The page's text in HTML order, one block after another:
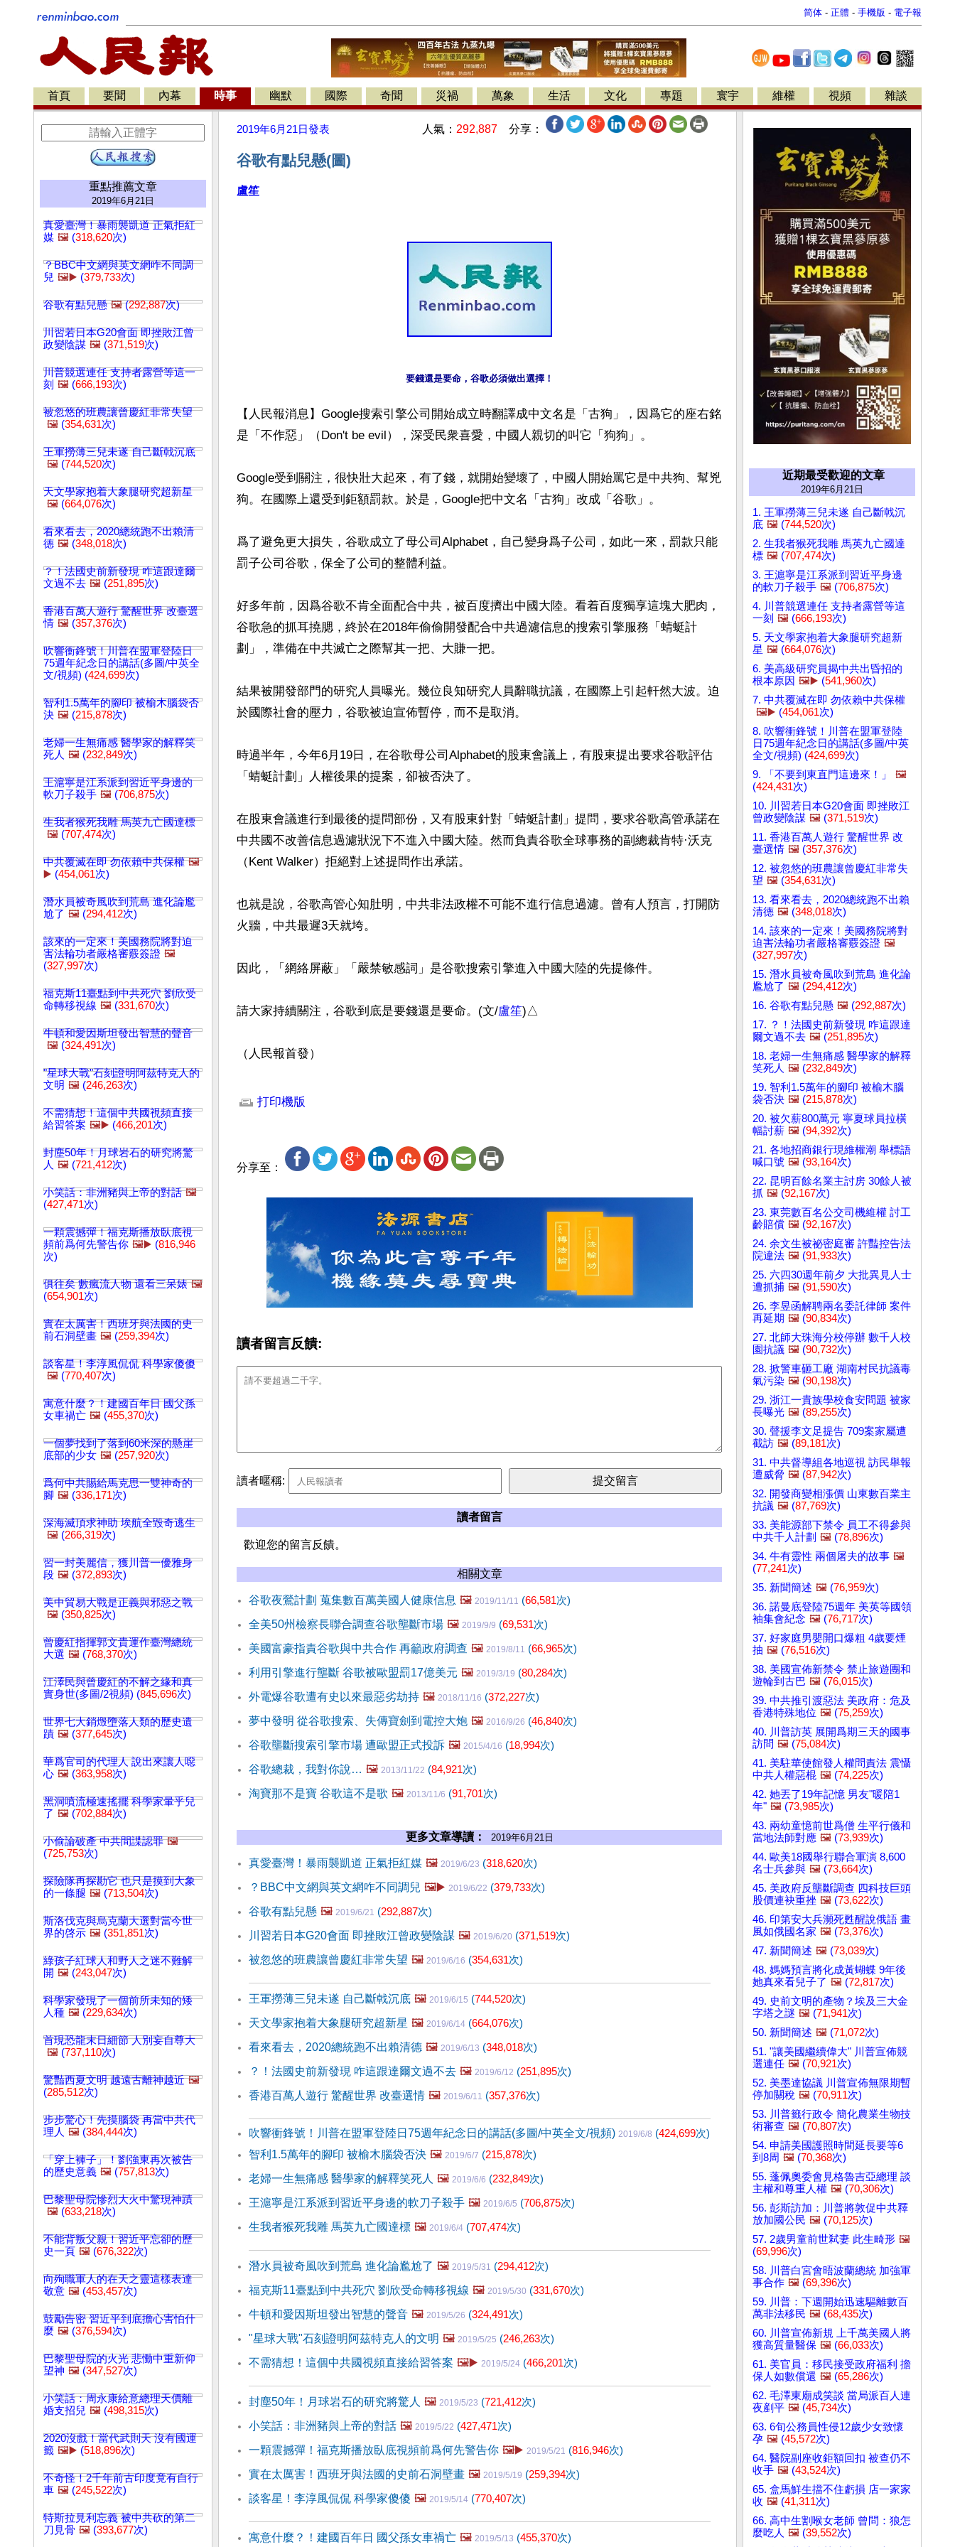
简体 - 正體 - 手機版 - 電子報
首頁 要聞 內幕 時事 幽默 國際 奇聞 災禍 萬象 生活 文化 專題 寰宇 維權 視頻 雜談
重點推薦文章
2019年6月21日
真愛臺灣！暴雨襲凱道 正氣拒紅
媒 🖼️ (318,620次)
？BBC中文網與英文網咋不同調
兒 🖼️▶️ (379,733次)
谷歌有點兒懸 🖼️(292,887次)
川習若日本G20會面 即挫敗江曾
政變陰謀 🖼️ (371,519次)
川普競選連任 支持者露營等這一
刻 🖼️ (666,193次)
被忽悠的班農讓曾慶紅非常失望
🖼️ (354,631次)
王軍撈薄三兒未遂 自己斷戟沉底
🖼️ (744,520次)
天文學家抱着大象腿研究超新星
🖼️ (664,076次)
看來看去，2020總統跑不出賴清
德 🖼️ (348,018次)
？！法國史前新發現 咋這跟達爾
文過不去 🖼️ (251,895次)
香港百萬人遊行 驚醒世界 改臺選
情 🖼️ (357,376次)
吹響衝鋒號！川普在盟軍登陸日
75週年紀念日的講話(多圖/中英全
文/視頻) (424,699次)
智利1.5萬年的腳印 被榆木腦袋否
決 🖼️ (215,878次)
老婦一生無痛感 醫學家的解釋笑
死人 🖼️ (232,849次)
王滬寧是江系派到習近平身邊的
軟刀子殺手 🖼️ (706,875次)
生我者猴死我雕 馬英九亡國達標
🖼️ (707,474次)
中共覆滅在即 勿依賴中共保權 🖼️
▶️ (454,061次)
潛水員被奇風吹到荒島 進化論尷
尬了 🖼️ (294,412次)
該來的一定來！美國務院將對迫
害法輪功者嚴格審覈簽證 🖼️
(327,997次)
福克斯11臺點到中共死穴 劉欣受
命轉移視線 🖼️ (331,670次)
牛頓和愛因斯坦發出智慧的聲音
🖼️ (324,491次)
"星球大戰"石刻證明阿茲特克人的
文明 🖼️ (246,263次)
不需猜想！這個中共國視頻直接
給習答案 🖼️▶️ (466,201次)
封塵50年！月球岩石的研究將驚
人 🖼️ (721,412次)
小笑話：非洲豬與上帝的對話 🖼️
(427,471次)
一顆震撼彈！福克斯播放臥底視
頻前爲何先警告你 🖼️▶️ (816,946
次)
俱往矣 數瘋流人物 還看三呆婊 🖼️
(654,901次)
實在太厲害！西班牙與法國的史
前石洞壁畫 🖼️ (259,394次)
談客星！李淳風侃侃 科學家傻傻
🖼️ (770,407次)
寓意什麼？！建國百年日 國父孫
女車禍亡 🖼️ (455,370次)
一個夢找到了落到60米深的懸崖
底部的少女 🖼️ (257,920次)
爲何中共賜給馬克思一雙神奇的
腳 🖼️ (336,171次)
深海滅頂求神助 埃航全毀奇逃生
🖼️ (266,319次)
習一封美麗信，獲川普一優雅身
段 🖼️ (372,893次)
美中貿易大戰是正義與邪惡之戰
🖼️ (350,825次)
曾慶紅指揮郭文貴運作臺灣總統
大選 🖼️ (768,370次)
江澤民與曾慶紅的不解之緣和真
實身世(多圖/2視頻) (845,696次)
世界七大銷燬墮落人類的歷史遺
蹟 🖼️ (377,645次)
華爲官司的代理人 說出來讓人噁
心 🖼️ (363,958次)
黑洞噴流極速搖擺 科學家暈乎兒
了 🖼️ (702,884次)
小偷論破產 中共間諜認罪 🖼️
(725,753次)
探險隊再探勘它 也只是摸到大象
的一條腿 🖼️ (713,504次)
斯洛伐克與烏克蘭大選對當今世
界的啓示 🖼️ (351,851次)
綠孩子紅球人和野人之迷不難解
開 🖼️ (243,047次)
科學家發現了一個前所未知的矮
人種 🖼️ (229,634次)
首現恐龍末日細節 人別妄自尊大
🖼️ (737,110次)
驚豔西夏文明 越遠古離神越近 🖼️
(285,512次)
步步驚心！先摸腦袋 再當中共代
理人 🖼️ (384,444次)
「穿上褲子」！劉強東再次被告
的歷史意義 🖼️ (757,813次)
巴黎聖母院慘烈大火中驚現神蹟
🖼️ (633,218次)
不能背叛父親！習近平忘卻的歷
史一頁 🖼️ (676,322次)
向殉職軍人的在天之靈這樣表達
敬意 🖼️ (453,457次)
鼓勵告密 習近平到底擔心害怕什
麼 🖼️ (376,594次)
巴黎聖母院的火光 悲慟中重新仰
望神 🖼️ (347,527次)
小笑話：周永康給意總理天價離
婚支招兒 🖼️ (498,315次)
2020沒戲！當代武則天 沒有國運
籤 🖼️▶️ (518,896次)
不奇怪！2千年前古印度竟有自行
車 🖼️ (245,522次)
特斯拉見利忘義 被中共砍的第二
刀見骨 🖼️ (393,677次)
2019年6月21日發表 人氣： 292,887 分享：
谷歌有點兒懸(圖)
盧笙
要錢還是要命，谷歌必須做出選擇！
【人民報消息】Google搜索引擎公司開始成立時翻譯成中文名是「古狗」，因爲它的座右銘
是「不作惡」（Don't be evil），深受民衆喜愛，中國人親切的叫它「狗狗」。
Google受到關注，很快壯大起來，有了錢，就開始變壞了，中國人開始罵它是中共狗、幫兇
狗。在國際上還受到鉅額罰款。於是，Google把中文名「古狗」改成「谷歌」。
爲了避免更大損失，谷歌成立了母公司Alphabet，自己變身爲子公司，如此一來，罰款只能
罰子公司谷歌，保全了公司的整體利益。
好多年前，因爲谷歌不肯全面配合中共，被百度擠出中國大陸。看着百度獨享這塊大肥肉，
谷歌急的抓耳撓腮，終於在2018年偷偷開發配合中共過濾信息的搜索引擎服務「蜻蜓計
劃」，準備在中共滅亡之際幫其一把、大賺一把。
結果被開發部門的研究人員曝光。幾位良知研究人員辭職抗議，在國際上引起軒然大波。迫
於國際社會的壓力，谷歌被迫宣佈暫停，而不是取消。
時過半年，今年6月19日，在谷歌母公司Alphabet的股東會議上，有股東提出要求谷歌評估
「蜻蜓計劃」人權後果的提案，卻被否決了。
在股東會議進行到最後的提問部份，又有股東針對「蜻蜓計劃」提問，要求谷歌高管承諾在
中共國不改善信息過濾狀況下不進入中國大陸。然而負責谷歌全球事務的副總裁肯特·沃克
（Kent Walker）拒絕對上述提問作出承諾。
也就是說，谷歌高管心知肚明，中共非法政權不可能不進行信息過濾。曾有人預言，打開防
火牆，中共最遲3天就垮。
因此，「網絡屏蔽」「嚴禁敏感詞」是谷歌搜索引擎進入中國大陸的先提條件。
請大家持續關注，谷歌到底是要錢還是要命。(文/盧笙)△
（人民報首發）
打印機版
分享至：
讀者留言反饋:
讀者暱稱:
讀者留言
歡迎您的留言反饋。
相關文章
谷歌夜鶯計劃 蒐集數百萬美國人健康信息 🖼️ 2019/11/11 (66,581次)
全美50州檢察長聯合調查谷歌壟斷市場 🖼️ 2019/9/9 (69,531次)
美國富豪指責谷歌與中共合作 再籲政府調查 🖼️ 2019/8/11 (66,965次)
利用引擎進行壟斷 谷歌被歐盟罰17億美元 🖼️ 2019/3/19 (80,284次)
外電爆谷歌遭有史以來最惡劣劫持 🖼️ 2018/11/16 (372,227次)
夢中發明 從谷歌搜索、失傳寶劍到電控大炮 🖼️ 2016/9/26 (46,840次)
谷歌壟斷搜索引擎市場 遭歐盟正式投訴 🖼️ 2015/4/16 (18,994次)
谷歌總裁，我對你說… 🖼️ 2013/11/22 (84,921次)
淘寶那不是寶 谷歌這不是歌 🖼️ 2013/11/6 (91,701次)
更多文章導讀： 2019年6月21日
真愛臺灣！暴雨襲凱道 正氣拒紅媒 🖼️ 2019/6/23 (318,620次)
？BBC中文網與英文網咋不同調兒 🖼️▶️ 2019/6/22 (379,733次)
谷歌有點兒懸 🖼️ 2019/6/21 (292,887次)
川習若日本G20會面 即挫敗江曾政變陰謀 🖼️ 2019/6/20 (371,519次)
被忽悠的班農讓曾慶紅非常失望 🖼️ 2019/6/16 (354,631次)
王軍撈薄三兒未遂 自己斷戟沉底 🖼️ 2019/6/15 (744,520次)
天文學家抱着大象腿研究超新星 🖼️ 2019/6/14 (664,076次)
看來看去，2020總統跑不出賴清德 🖼️ 2019/6/13 (348,018次)
？！法國史前新發現 咋這跟達爾文過不去 🖼️ 2019/6/12 (251,895次)
香港百萬人遊行 驚醒世界 改臺選情 🖼️ 2019/6/11 (357,376次)
吹響衝鋒號！川普在盟軍登陸日75週年紀念日的講話(多圖/中英全文/視頻) 2019/6/8 (424,699次)
智利1.5萬年的腳印 被榆木腦袋否決 🖼️ 2019/6/7 (215,878次)
老婦一生無痛感 醫學家的解釋笑死人 🖼️ 2019/6/6 (232,849次)
王滬寧是江系派到習近平身邊的軟刀子殺手 🖼️ 2019/6/5 (706,875次)
生我者猴死我雕 馬英九亡國達標 🖼️ 2019/6/4 (707,474次)
潛水員被奇風吹到荒島 進化論尷尬了 🖼️ 2019/5/31 (294,412次)
福克斯11臺點到中共死穴 劉欣受命轉移視線 🖼️ 2019/5/30 (331,670次)
牛頓和愛因斯坦發出智慧的聲音 🖼️ 2019/5/26 (324,491次)
"星球大戰"石刻證明阿茲特克人的文明 🖼️ 2019/5/25 (246,263次)
不需猜想！這個中共國視頻直接給習答案 🖼️▶️ 2019/5/24 (466,201次)
封塵50年！月球岩石的研究將驚人 🖼️ 2019/5/23 (721,412次)
小笑話：非洲豬與上帝的對話 🖼️ 2019/5/22 (427,471次)
一顆震撼彈！福克斯播放臥底視頻前爲何先警告你 🖼️▶️ 2019/5/21 (816,946次)
實在太厲害！西班牙與法國的史前石洞壁畫 🖼️ 2019/5/19 (259,394次)
談客星！李淳風侃侃 科學家傻傻 🖼️ 2019/5/14 (770,407次)
寓意什麼？！建國百年日 國父孫女車禍亡 🖼️ 2019/5/13 (455,370次)
近期最受歡迎的文章
2019年6月21日
1. 王軍撈薄三兒未遂 自己斷戟沉
底 🖼️ (744,520次)
2. 生我者猴死我雕 馬英九亡國達
標 🖼️ (707,474次)
3. 王滬寧是江系派到習近平身邊
的軟刀子殺手 🖼️ (706,875次)
4. 川普競選連任 支持者露營等這
一刻 🖼️ (666,193次)
5. 天文學家抱着大象腿研究超新
星 🖼️ (664,076次)
6. 美高級研究員揭中共出昏招的
根本原因 🖼️▶️ (541,960次)
7. 中共覆滅在即 勿依賴中共保權
🖼️▶️ (454,061次)
8. 吹響衝鋒號！川普在盟軍登陸
日75週年紀念日的講話(多圖/中英
全文/視頻) (424,699次)
9. 「不要到東直門這邊來！」
🖼️
(424,431次)
10. 川習若日本G20會面 即挫敗江
曾政變陰謀 🖼️ (371,519次)
11. 香港百萬人遊行 驚醒世界 改
臺選情 🖼️ (357,376次)
12. 被忽悠的班農讓曾慶紅非常失
望 🖼️ (354,631次)
13. 看來看去，2020總統跑不出賴
清德 🖼️ (348,018次)
14. 該來的一定來！美國務院將對
迫害法輪功者嚴格審覈簽證 🖼️
(327,997次)
15. 潛水員被奇風吹到荒島 進化論
尷尬了 🖼️ (294,412次)
16. 谷歌有點兒懸 🖼️ (292,887次)
17. ？！法國史前新發現 咋這跟達
爾文過不去 🖼️ (251,895次)
18. 老婦一生無痛感 醫學家的解釋
笑死人 🖼️ (232,849次)
19. 智利1.5萬年的腳印 被榆木腦
袋否決 🖼️ (215,878次)
20. 被欠薪800萬元 寧夏球員拉橫
幅討薪 🖼️ (94,392次)
21. 各地招商銀行現維權潮 舉標語
喊口號 🖼️ (93,164次)
22. 昆明百餘名業主討房 30餘人被
抓 🖼️ (92,167次)
23. 東莞數百名公交司機維權 討工
齡賠償 🖼️ (92,167次)
24. 余文生被祕密庭審 許豔控告法
院違法 🖼️ (91,933次)
25. 六四30週年前夕 大批異見人士
遭抓捕 🖼️ (91,590次)
26. 李昱函解聘兩名委託律師 案件
再延期 🖼️ (90,834次)
27. 北師大珠海分校停辦 數千人校
園抗議 🖼️ (90,732次)
28. 掀警車砸工廠 湖南村民抗議毒
氣污染 🖼️ (90,198次)
29. 浙江一貴族學校食安問題 被家
長曝光 🖼️ (89,255次)
30. 聲援李文足提告 709案家屬遭
截訪 🖼️ (89,181次)
31. 中共督導組各地巡視 訪民舉報
遭威脅 🖼️ (87,942次)
32. 開發商變相漲價 山東數百業主
抗議 🖼️ (87,769次)
33. 美能源部下禁令 員工不得參與
中共千人計劃 🖼️ (78,896次)
34. 牛有靈性 兩個屠夫的故事 🖼️
(77,241次)
35. 新聞簡述 🖼️ (76,959次)
36. 諾曼底登陸75週年 美英等國領
袖集會紀念 🖼️ (76,717次)
37. 好家庭男嬰開口爆粗 4歲要煙
抽 🖼️ (76,516次)
38. 美國宣佈新禁令 禁止旅遊團和
遊輪到古巴 🖼️ (76,015次)
39. 中共推引渡惡法 美政府：危及
香港特殊地位 🖼️ (75,259次)
40. 川普訪英 展開爲期三天的國事
訪問 🖼️ (75,084次)
41. 美駐華使館發人權問責法 震懾
中共人權惡棍 🖼️ (74,225次)
42. 她丟了19年記憶 男友"暖陪1
年" 🖼️ (73,985次)
43. 兩幼童憶前世爲僧 生平行儀和
當地法師對應 🖼️ (73,939次)
44. 歐美18國舉行聯合軍演 8,600
名士兵參與 🖼️ (73,664次)
45. 美政府反壟斷調查 四科技巨頭
股價連袂重挫 🖼️ (73,622次)
46. 印第安大兵瀕死甦醒說俄語 畫
風如俄國名家 🖼️ (73,376次)
47. 新聞簡述 🖼️ (73,039次)
48. 媽媽預言將化成黃蝴蝶 9年後
她真來看兒子了 🖼️ (72,817次)
49. 史前文明的產物？埃及三大金
字塔之謎 🖼️ (71,941次)
50. 新聞簡述 🖼️ (71,072次)
51. "讓美國繼續偉大" 川普宣佈競
選連任 🖼️ (70,921次)
52. 美墨達協議 川普宣佈無限期暫
停加關稅 🖼️ (70,911次)
53. 川普籤行政令 簡化農業生物技
術審查 🖼️ (70,807次)
54. 申請美國護照時間延長要等6
到8周 🖼️ (70,368次)
55. 蓬佩奧委會見格魯吉亞總理 談
主權和尊重人權 🖼️ (70,306次)
56. 彭斯訪加：川普將敦促中共釋
放加國公民 🖼️ (70,125次)
57. 2歲男童前世弒妻 此生畸形 🖼️
(69,996次)
58. 川普白宮會晤波蘭總統 加強軍
事合作 🖼️ (69,396次)
59. 川普：下週開始迅速驅離數百
萬非法移民 🖼️ (68,435次)
60. 川普宣佈新規 上千萬美國人將
獲高質量醫保 🖼️ (66,033次)
61. 美官員：移民接受政府福利 擔
保人如數償還 🖼️ (65,286次)
62. 毛澤東廟成笑談 當局派百人連
夜剷平 🖼️ (45,734次)
63. 6旬公務員性侵12歲少女致懷
孕 🖼️ (45,572次)
64. 醫院副座收鉅額回扣 被查仍不
收手 🖼️ (43,524次)
65. 盒馬鮮生擋不住虧損 店一家家
收 🖼️ (41,311次)
66. 高中生割喉女老師 曾問：狼怎
麼吃人 🖼️ (39,552次)